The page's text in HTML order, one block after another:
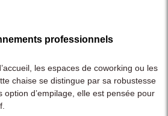
professionnels
les espaces de coworking ou les
chaise se distingue par sa robustesse
option d’empilage, elle est pensée pour